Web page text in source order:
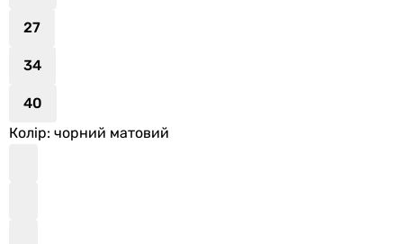
27
34
40
Колір: чорний матовий